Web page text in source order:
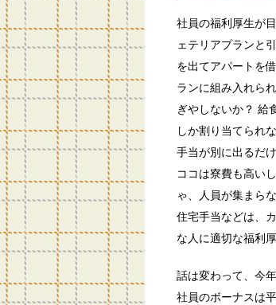
社員の福利厚生が
ェテリアプランと
を出てアパートを
ランに組み入れら
ぎやしないか？ 給
しか割り当てられ
手当が別に出るだ
ココは寮費も高い
ゃ、人員が集まら
住宅手当などは、
な人に適切な福利
話は変わって、今
社員のボーナスは